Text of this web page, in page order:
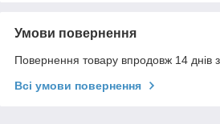
Умови повернення
Повернення товару впродовж 14 днів
Всі умови повернення